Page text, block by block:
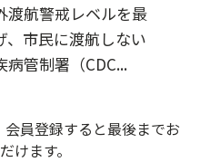
渡航警戒レベルを最
、市民に渡航しない
管制署（CDC...
員登録すると最後までお
けます。